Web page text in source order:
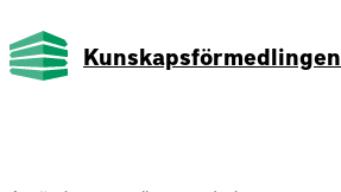
Kunskapsförmedlingen